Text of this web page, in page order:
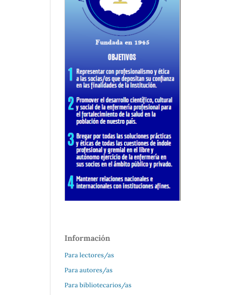
Información
Para lectores/as
Para autores/as
Para bibliotecarios/as